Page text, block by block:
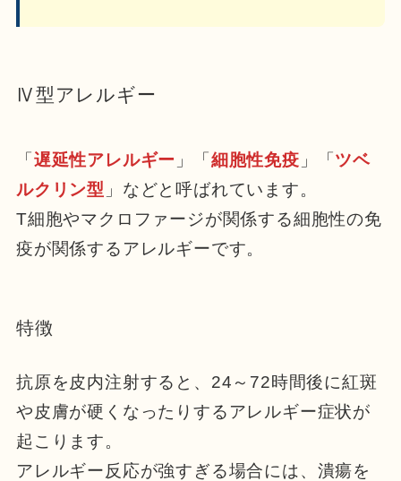
Ⅳ型アレルギー
「遅延性アレルギー 」「細胞性免疫 」「ツベ
ルクリン型 」などと呼ばれています。
T細胞やマクロファージが関係する細胞性の免
疫が関係するアレルギーです。
特徴
抗原を皮内注射すると、24～72時間後に紅斑
や皮膚が硬くなったりするアレルギー症状が
起こります。
アレルギー反応が強すぎる場合には、潰瘍を